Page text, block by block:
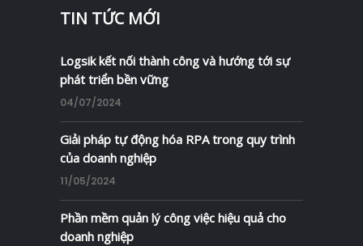
TIN TỨC MỚI
Logsik kết nối thành công và hướng tới sự
phát triển bền vững
04/07/2024
Giải pháp tự động hóa RPA trong quy trình
của doanh nghiệp
11/05/2024
Phần mềm quản lý công việc hiệu quả cho
doanh nghiệp